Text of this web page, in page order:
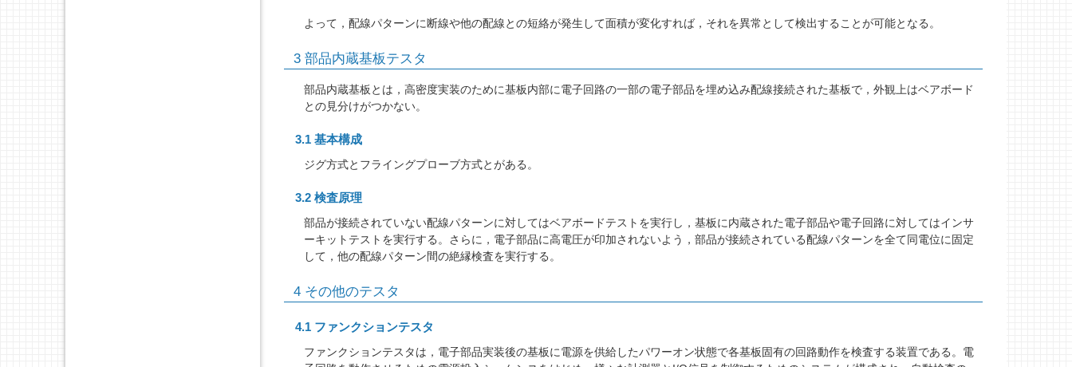
よって，配線パターンに断線や他の配線との短絡が発生して面積が変化すれば，それを異常として検出することが可能となる。
3 部品内蔵基板テスタ
部品内蔵基板とは，高密度実装のために基板内部に電子回路の一部の電子部品を埋め込み配線接続された基板で，外観上はベアボード
との見分けがつかない。
3.1 基本構成
ジグ方式とフライングプローブ方式とがある。
3.2 検査原理
部品が接続されていない配線パターンに対してはベアボードテストを実行し，基板に内蔵された電子部品や電子回路に対してはインサ
ーキットテストを実行する。さらに，電子部品に高電圧が印加されないよう，部品が接続されている配線パターンを全て同電位に固定
して，他の配線パターン間の絶縁検査を実行する。
4 その他のテスタ
4.1 ファンクションテスタ
ファンクションテスタは，電子部品実装後の基板に電源を供給したパワーオン状態で各基板固有の回路動作を検査する装置である。電